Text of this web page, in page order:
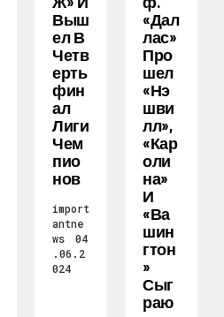
Выш
Ел В
Четв
Ерть
Фин
Ал
Лиги
Чем
Пио
Нов
import
antne
ws
04
.06.2
024
«Дал
Лас»
Про
Шел
«Нэ
Шви
Лл»,
«Кар
Оли
На»
И
«Ва
Шин
Гтон
»
Сыг
Раю